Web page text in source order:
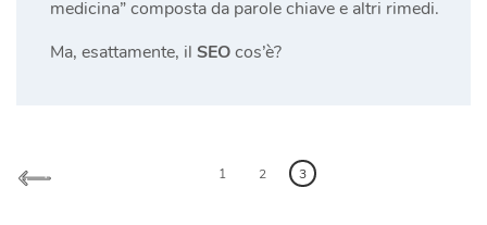
medicina” composta da parole chiave e altri rimedi.
Ma, esattamente, il SEOcos’è?
pagination
1 2 3